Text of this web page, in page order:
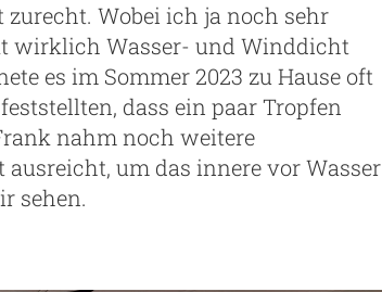
Wobei ich ja noch sehr
wirklich Wasser- und Winddicht
es im Sommer 2023 zu Hause oft
dass ein paar Tropfen
nahm noch weitere
ausreicht, um das innere vor Wasser
sehen.